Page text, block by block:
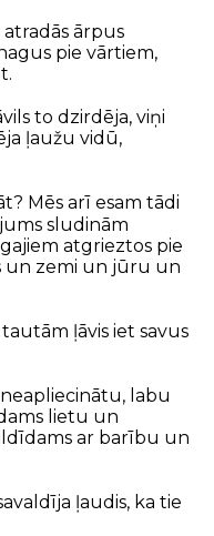
ārpus
pie vārtiem,
to dzirdēja, viņi
ļaužu vidū,
Mēs arī esam tādi
sludinām
atgrieztos pie
un zemi un jūru un
ļāvis iet savus
labu
lietu un
ar barību un
ļaudis, ka tie